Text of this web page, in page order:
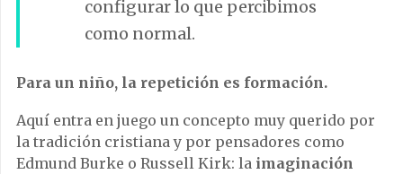
configurar lo que percibimos
como normal.
Para un niño, la repetición es formación.
Aquí entra en juego un concepto muy querido por
la tradición cristiana y por pensadores como
Edmund Burke o Russell Kirk: la imaginación